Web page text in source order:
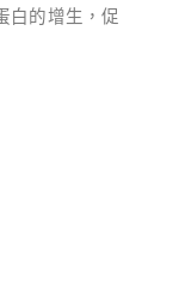
白的增生，促